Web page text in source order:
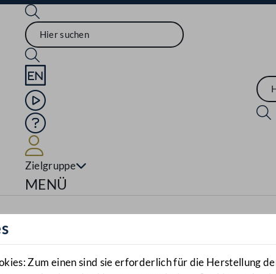
Sprache English
Mediathek
Hilfe
Zielgruppe
Navigationsmenü öffnen
MENÜ
Zum einen sind sie erforderlich für die Herstellung